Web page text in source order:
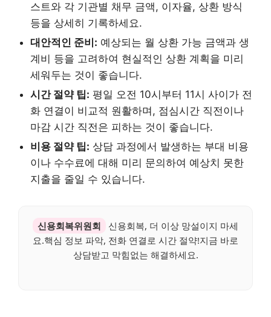
스트와 각 기관별 채무 금액, 이자율, 상환 방식
등을 상세히 기록하세요.
대안적인 준비: 예상되는 월 상환 가능 금액과 생
계비 등을 고려하여 현실적인 상환 계획을 미리
세워두는 것이 좋습니다.
시간 절약 팁: 평일 오전 10시부터 11시 사이가 전
화 연결이 비교적 원활하며, 점심시간 직전이나
마감 시간 직전은 피하는 것이 좋습니다.
비용 절약 팁: 상담 과정에서 발생하는 부대 비용
이나 수수료에 대해 미리 문의하여 예상치 못한
지출을 줄일 수 있습니다.
신용회복위원회
신용회복, 더 이상 망설이지 마세
요.핵심 정보 파악, 전화 연결로 시간 절약!지금 바로
상담받고 막힘없는 해결하세요.